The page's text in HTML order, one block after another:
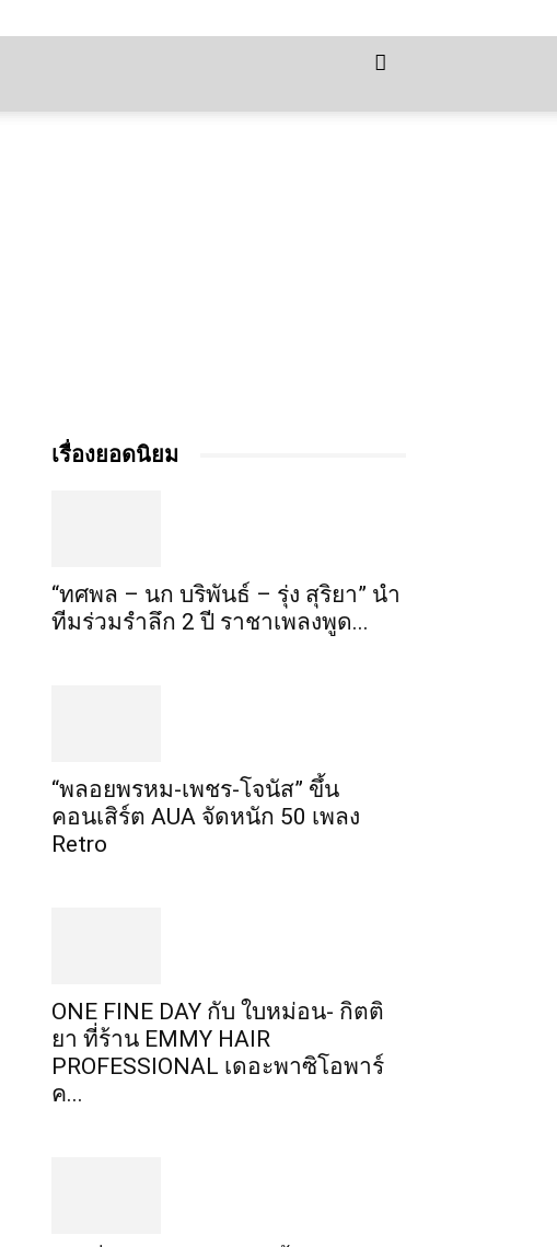
เรื่องยอดนิยม
“ทศพล – นก บริพันธ์ – รุ่ง สุริยา” นำ
ทีมร่วมรำลึก 2 ปี ราชาเพลงพูด...
“พลอยพรหม-เพชร-โจนัส” ขึ้น
คอนเสิร์ต AUA จัดหนัก 50 เพลง
Retro
ONE FINE DAY กับ ใบหม่อน- กิตติ
ยา ที่ร้าน EMMY HAIR
PROFESSIONAL เดอะพาซิโอพาร์
ค...